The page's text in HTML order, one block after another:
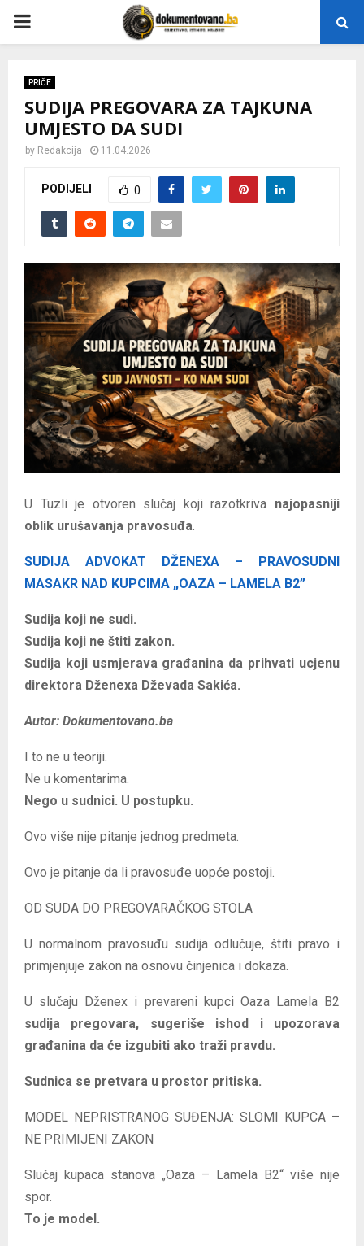
P
M
M
N
PRIČE
SUDIJA PREGOVARA ZA TAJKUNA
UMJESTO DA SUDI
by Redakcija 11.04.2026
PODIJELI 0
U Tuzli je otvoren slučaj koji razotkriva najopasniji
oblik urušavanja pravosuđa
SUDIJA ADVOKAT DŽENEXA – PRAVOSUDNI
MASAKR NAD KUPCIMA „OAZA – LAMELA B2”
Sudija koji ne sudi.
Sudija koji ne štiti zakon.
Sudija koji usmjerava građanina da prihvati ucjenu
direktora Dženexa Dževada Sakića.
Autor: Dokumentovano.ba
I to ne u teoriji.
Ne u komentarima.
Nego u sudnici. U postupku.
Ovo više nije pitanje jednog predmeta.
Ovo je pitanje da li pravosuđe uopće postoji.
OD SUDA DO PREGOVARAČKOG STOLA
U normalnom pravosuđu sudija odlučuje, štiti pravo i
primjenjuje zakon na osnovu činjenica i dokaza.
U slučaju Dženex i prevareni kupci Oaza Lamela B2
sudija pregovara, sugeriše ishod i upozorava
građanina da će izgubiti ako traži pravdu.
Sudnica se pretvara u prostor pritiska.
MODEL NEPRISTRANOG SUĐENJA: SLOMI KUPCA –
NE PRIMIJENI ZAKON
Slučaj kupaca stanova „Oaza – Lamela B2“ više nije
spor.
To je model.